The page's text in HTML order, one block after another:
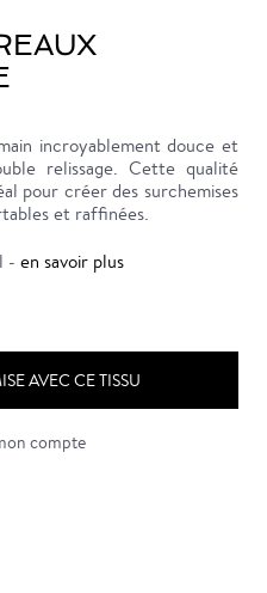
incroyablement douce et
relissage. Cette qualité
pour créer des surchemises
et raffinées.
- en savoir plus
AVEC CE TISSU
compte